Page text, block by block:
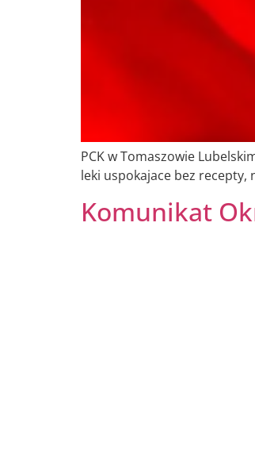
PCK w Tomaszowie
leki uspokajace bez
Komunikat